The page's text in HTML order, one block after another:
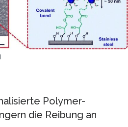
Polymer-
die Reibung an